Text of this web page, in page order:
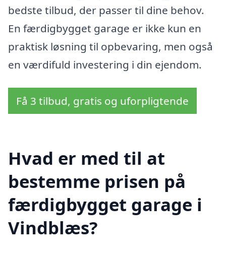
bedste tilbud, der passer til dine behov.
En færdigbygget garage er ikke kun en
praktisk løsning til opbevaring, men også
en værdifuld investering i din ejendom.
Få 3 tilbud, gratis og uforpligtende
Hvad er med til at
bestemme prisen på
færdigbygget garage i
Vindblæs?